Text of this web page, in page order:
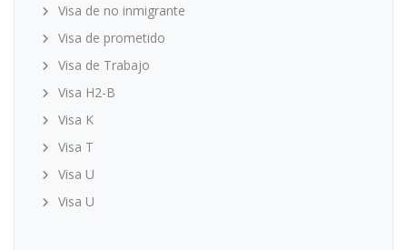
Visa de no inmigrante
Visa de prometido
Visa de Trabajo
Visa H2-B
Visa K
Visa T
Visa U
Visa U